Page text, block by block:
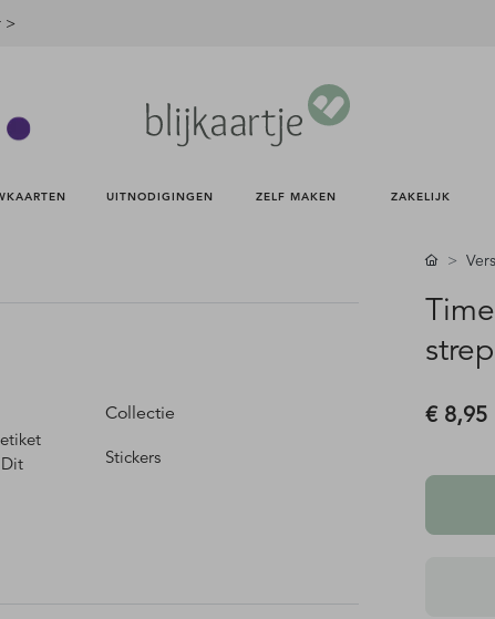
>
UITNODIGINGEN ZELF MAKEN ZAKELIJK
Collectie
Stickers
€ 8,95